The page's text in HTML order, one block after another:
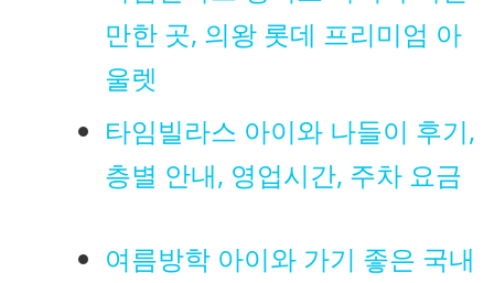
만한 곳, 의왕 롯데 프리미엄 아
울렛
타임빌라스 아이와 나들이 후기,
층별 안내, 영업시간, 주차 요금
여름방학 아이와 가기 좋은 국내